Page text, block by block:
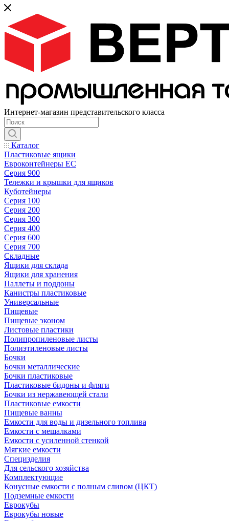
Интернет-магазин представительского класса
Каталог
Пластиковые ящики
Евроконтейнеры ЕС
Серия 900
Тележки и крышки для ящиков
Куботейнеры
Серия 100
Серия 200
Серия 300
Серия 400
Серия 600
Серия 700
Складные
Ящики для склада
Ящики для хранения
Паллеты и поддоны
Канистры пластиковые
Универсальные
Пищевые
Пищевые эконом
Листовые пластики
Полипропиленовые листы
Полиэтиленовые листы
Бочки
Бочки металлические
Бочки пластиковые
Пластиковые бидоны и фляги
Бочки из нержавеющей стали
Пластиковые емкости
Пищевые ванны
Емкости для воды и дизельного топлива
Емкости с мешалками
Емкости с усиленной стенкой
Мягкие емкости
Специзделия
Для сельского хозяйства
Комплектующие
Конусные емкости с полным сливом (ЦКТ)
Подземные емкости
Еврокубы
Еврокубы новые